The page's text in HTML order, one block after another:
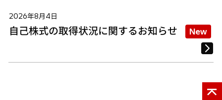
2026年8月4日
自己株式の取得状況に関するお知らせ New